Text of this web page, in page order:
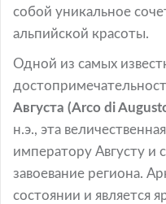
собой уникальное
альпийской красоты.
Одной из самых
Августа (Arco di
н.э., эта
императору Августу и
завоевание региона.
состоянии и является